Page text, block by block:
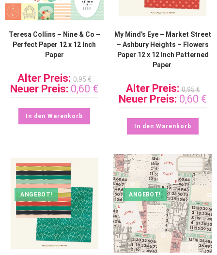
Teresa Collins – Nine & Co –
Perfect Paper 12 x 12 Inch
Paper
Alter Preis: 0,95€
Neuer Preis: 0,60 €
In den Warenkorb
My Mind’s Eye – Market Street
– Ashbury Heights – Flowers
Paper 12 x 12 Inch Patterned
Paper
Alter Preis: 0,95€
Neuer Preis: 0,60 €
In den Warenkorb
ANGEBOT! ANGEBOT!